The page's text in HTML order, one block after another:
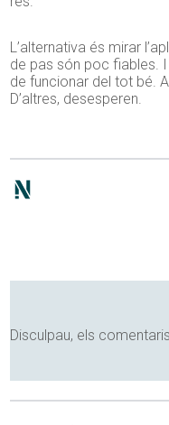
L’alternativa és mirar
de pas són poc fiables.
de funcionar del tot bé.
D’altres, desesperen.
Disculpau, els